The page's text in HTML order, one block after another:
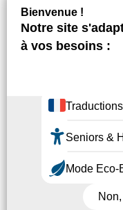
1 rue Louis Aragon,